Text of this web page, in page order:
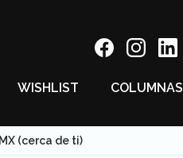
WISHLIST COLUMNAS
(cerca de ti)